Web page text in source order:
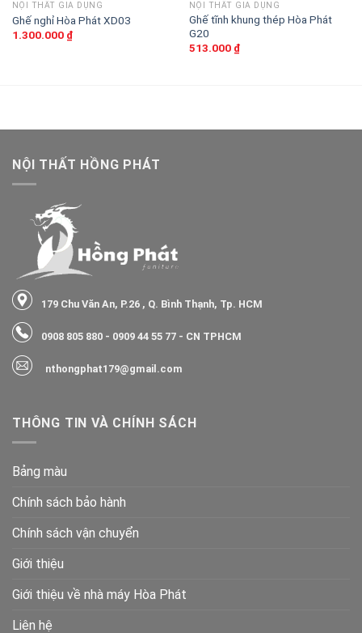
NỘI THẤT GIA DỤNG
Ghế nghỉ Hòa Phát XD03
1.300.000 ₫
NỘI THẤT GIA DỤNG
Ghế tĩnh khung thép Hòa Phát
G20
513.000 ₫
NỘI THẤT HỒNG PHÁT
179 Chu Văn An, P.26 , Q. Bình Thạnh, Tp. HCM
0908 805 880 - 0909 44 55 77 - CN TPHCM
nthongphat179@gmail.com
THÔNG TIN VÀ CHÍNH SÁCH
Bảng màu
Chính sách bảo hành
Chính sách vận chuyển
Giới thiệu
Giới thiệu về nhà máy Hòa Phát
Liên hệ